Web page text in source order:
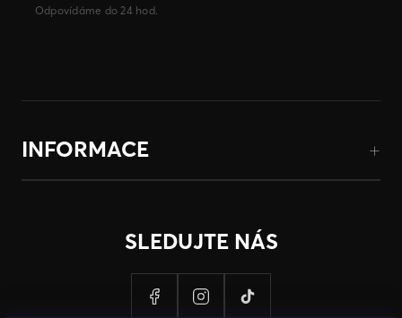
Odpovídáme do 24 hod.
INFORMACE
SLEDUJTE NÁS